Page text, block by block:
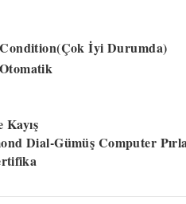
İyi Durumda)
Dial-Gümüş Computer